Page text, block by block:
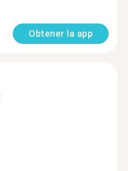
Obtener la app